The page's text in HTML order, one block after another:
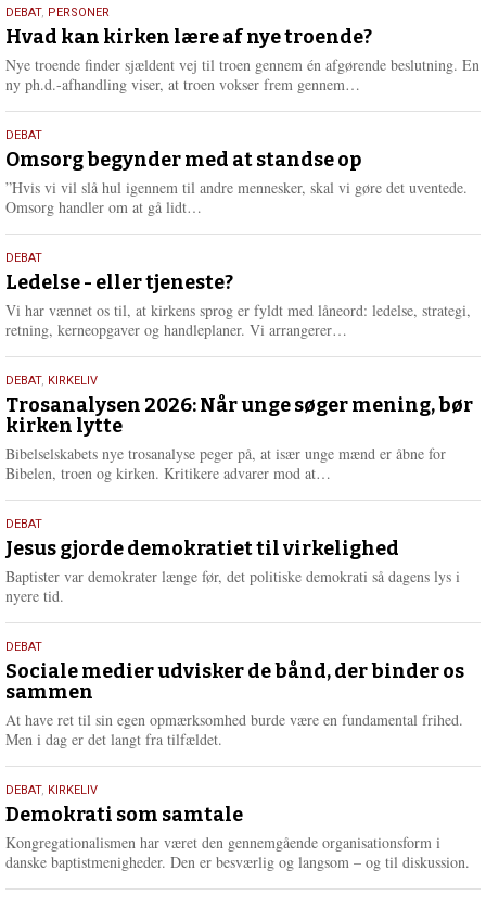
e
e
25.
juli
2026
DEBAT, PERSONER
Hvad kan kirken lære af nye troende?
Nye troende finder sjældent vej til troen gennem én afgørende beslutning. En
ny ph.d.-afhandling viser, at troen vokser frem gennem…
e
e
9.
juli
2026
DEBAT
Omsorg begynder med at standse op
”Hvis vi vil slå hul igennem til andre mennesker, skal vi gøre det uventede.
Omsorg handler om at gå lidt…
e
e
10.
juni
2026
DEBAT
Ledelse - eller tjeneste?
Vi har vænnet os til, at kirkens sprog er fyldt med låneord: ledelse, strategi,
retning, kerneopgaver og handleplaner. Vi arrangerer…
e
2.
juni
2026
DEBAT, KIRKELIV
Trosanalysen 2026: Når unge søger mening, bør
kirken lytte
Bibelselskabets nye trosanalyse peger på, at især unge mænd er åbne for
Bibelen, troen og kirken. Kritikere advarer mod at…
e
e
18.
maj
2026
DEBAT
Jesus gjorde demokratiet til virkelighed
Baptister var demokrater længe før, det politiske demokrati så dagens lys i
nyere tid.
18.
maj
2026
DEBAT
Sociale medier udvisker de bånd, der binder os
sammen
At have ret til sin egen opmærksomhed burde være en fundamental frihed.
Men i dag er det langt fra tilfældet.
18.
maj
2026
DEBAT, KIRKELIV
Demokrati som samtale
Kongregationalismen har været den gennemgående organisationsform i
danske baptistmenigheder. Den er besværlig og langsom – og til diskussion.